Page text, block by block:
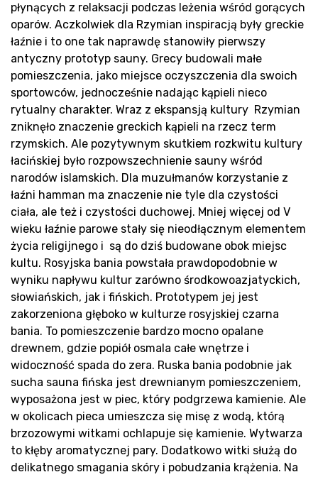
płynących z relaksacji podczas leżenia wśród gorących
oparów. Aczkolwiek dla Rzymian inspiracją były greckie
łaźnie i to one tak naprawdę stanowiły pierwszy
antyczny prototyp sauny. Grecy budowali małe
pomieszczenia, jako miejsce oczyszczenia dla swoich
sportowców, jednocześnie nadając kąpieli nieco
rytualny charakter. Wraz z ekspansją kultury Rzymian
zniknęło znaczenie greckich kąpieli na rzecz term
rzymskich. Ale pozytywnym skutkiem rozkwitu kultury
łacińskiej było rozpowszechnienie sauny wśród
narodów islamskich. Dla muzułmanów korzystanie z
łaźni hamman ma znaczenie nie tyle dla czystości
ciała, ale też i czystości duchowej. Mniej więcej od V
wieku łaźnie parowe stały się nieodłącznym elementem
życia religijnego i są do dziś budowane obok miejsc
kultu. Rosyjska bania powstała prawdopodobnie w
wyniku napływu kultur zarówno środkowoazjatyckich,
słowiańskich, jak i fińskich. Prototypem jej jest
zakorzeniona głęboko w kulturze rosyjskiej czarna
bania. To pomieszczenie bardzo mocno opalane
drewnem, gdzie popiół osmala całe wnętrze i
widoczność spada do zera. Ruska bania podobnie jak
sucha sauna fińska jest drewnianym pomieszczeniem,
wyposażona jest w piec, który podgrzewa kamienie. Ale
w okolicach pieca umieszcza się misę z wodą, którą
brzozowymi witkami ochlapuje się kamienie. Wytwarza
to kłęby aromatycznej pary. Dodatkowo witki służą do
delikatnego smagania skóry i pobudzania krążenia. Na